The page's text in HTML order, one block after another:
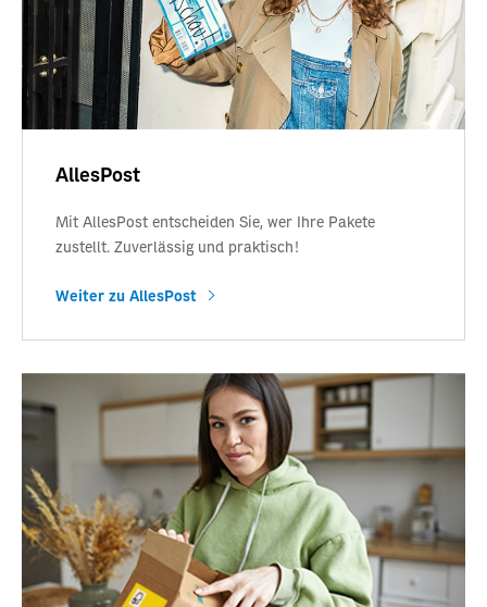
AllesPost
Mit AllesPost entscheiden Sie, wer Ihre Pakete
zustellt. Zuverlässig und praktisch!
Weiter zu AllesPost